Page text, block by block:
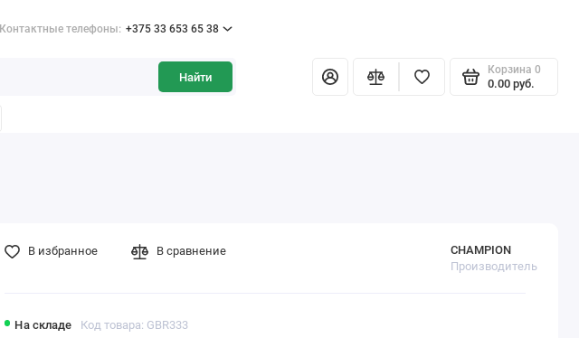
Контактные телефоны: +375 33 653 65 38
Найти
Корзина 0
0.00 pуб.
На складе Код товара: GBR333
CHAMPION
Производитель
В избранное В сравнение